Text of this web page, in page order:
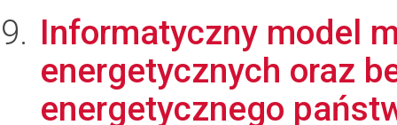
Informatyczny model
energetycznych oraz
energetycznego